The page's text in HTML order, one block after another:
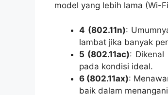
model yang lebih lama (Wi-
4 (802.11n):
lambat jika banyak
5 (802.11ac): Dikenal
pada kondisi ideal.
6 (802.11ax):
baik dalam